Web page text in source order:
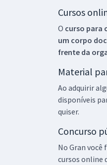
Cursos
O curso para
um corpo
frente da
Material
Ao adquirir
disponíveis
quiser.
Concurso
No Gran você
cursos online